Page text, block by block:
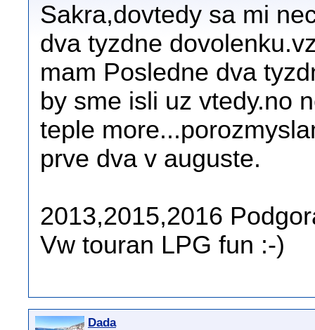
Sakra,dovtedy sa mi
dva tyzdne
mam Posledne dva
by sme isli uz vtedy.no
teple
prve dva v auguste.
2013,2015,2016
Vw touran LPG fun :-)
Dada